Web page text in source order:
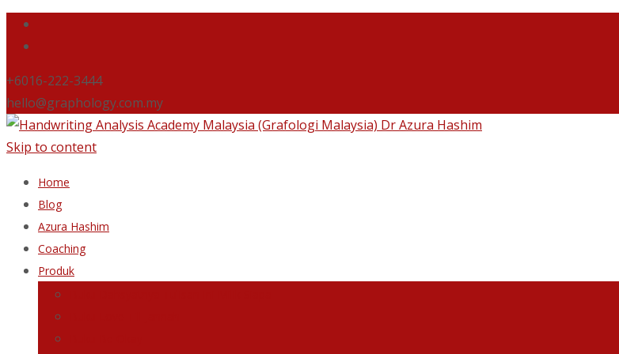
+6016-222-3444
hello@graphology.com.my
Skip to content
Home
Blog
Azura Hashim
Coaching
Produk